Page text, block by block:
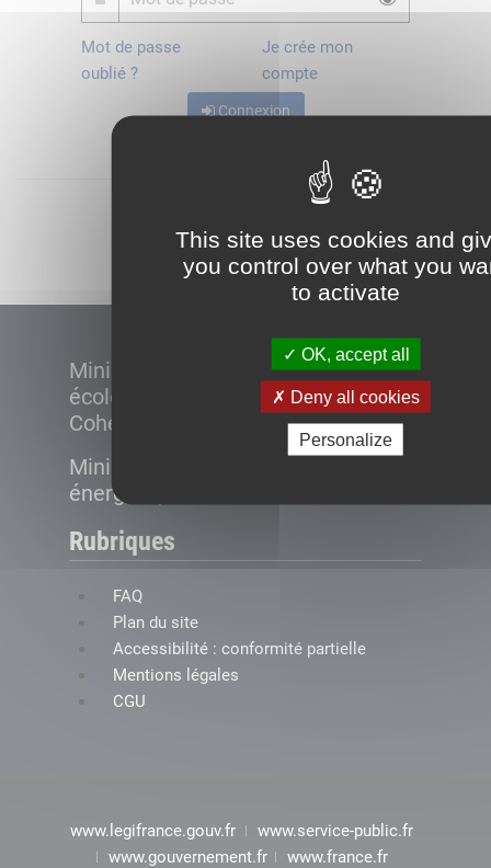
This site uses cookies and
you control over what you
to activate
OK, accept all
Deny all cookies
Personalize
Mot de passe
oublié ?
Je crée mon
compte
Connexion
Ministère de la Transition
écologique et de la
Cohésion des territoires
Ministère de la Transition
énergétique
Rubriques
FAQ
Plan du site
Accessibilité : conformité partielle
Mentions légales
CGU
www.legifrance.gouv.fr
www.service-public.fr
www.gouvernement.fr
www.france.fr